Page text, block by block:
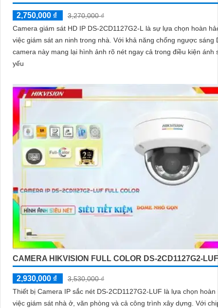
2,750,000 ₫
3,270,000 ₫
Camera giám sát HD IP DS-2CD1127G2-L là sự lựa chọn hoàn
việc giám sát an ninh trong nhà. Với khả năng chống ngược sáng DWDR,
camera này mang lại hình ảnh rõ nét ngay cả trong điều kiện ánh
yếu
CAMERA HIKVISION FULL COLOR DS-2CD1127G2-LUF
2,930,000 ₫
3,530,000 ₫
Thiết bị Camera IP sắc nét DS-2CD1127G2-LUF là lựa chọn hoàn
việc giám sát nhà ở, văn phòng và cả công trình xây dựng. Với chip hình